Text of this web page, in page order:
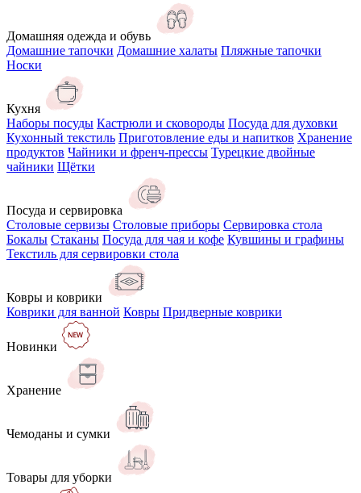
Домашняя одежда и обувь
Домашние тапочки Домашние халаты Пляжные тапочки
Носки
Кухня
Наборы посуды Кастрюли и сковороды Посуда для духовки
Кухонный текстиль Приготовление еды и напитков Хранение
продуктов Чайники и френч-прессы Турецкие двойные
чайники Щётки
Посуда и сервировка
Столовые сервизы Столовые приборы Сервировка стола
Бокалы Стаканы Посуда для чая и кофе Кувшины и графины
Текстиль для сервировки стола
Ковры и коврики
Коврики для ванной Ковры Придверные коврики
Новинки
Хранение
Чемоданы и сумки
Товары для уборки